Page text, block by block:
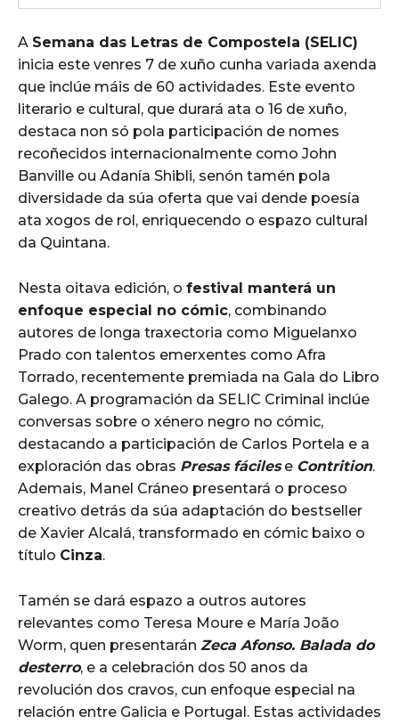
A Semana das Letras de Compostela (SELIC)
inicia este venres 7 de xuño cunha variada axenda
que inclúe máis de 60 actividades. Este evento
literario e cultural, que durará ata o 16 de xuño,
destaca non só pola participación de nomes
recoñecidos internacionalmente como John
Banville ou Adanía Shibli, senón tamén pola
diversidade da súa oferta que vai dende poesía
ata xogos de rol, enriquecendo o espazo cultural
da Quintana.
Nesta oitava edición, o festival manterá un
enfoque especial no cómic, combinando
autores de longa traxectoria como Miguelanxo
Prado con talentos emerxentes como Afra
Torrado, recentemente premiada na Gala do Libro
Galego. A programación da SELIC Criminal inclúe
conversas sobre o xénero negro no cómic,
destacando a participación de Carlos Portela e a
exploración das obras Presas fáciles e Contrition.
Ademais, Manel Cráneo presentará o proceso
creativo detrás da súa adaptación do bestseller
de Xavier Alcalá, transformado en cómic baixo o
título Cinza.
Tamén se dará espazo a outros autores
relevantes como Teresa Moure e María João
Worm, quen presentarán Zeca Afonso. Balada do
desterro, e a celebración dos 50 anos da
revolución dos cravos, cun enfoque especial na
relación entre Galicia e Portugal. Estas actividades